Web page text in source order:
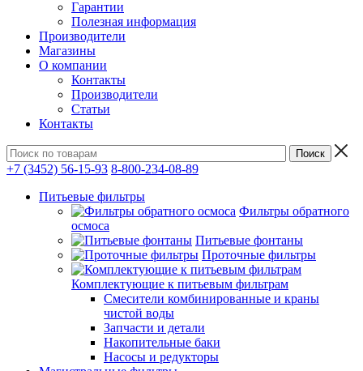
Гарантии
Полезная информация
Производители
Магазины
О компании
Контакты
Производители
Статьи
Контакты
+7 (3452) 56-15-93 8-800-234-08-89
Питьевые фильтры
Фильтры обратного
осмоса
Питьевые фонтаны
Проточные фильтры
Комплектующие к питьевым фильтрам
Смесители комбинированные и краны
чистой воды
Запчасти и детали
Накопительные баки
Насосы и редукторы